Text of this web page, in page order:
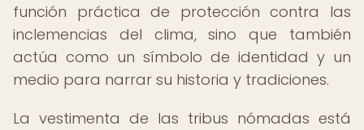
función práctica de protección contra las
inclemencias del clima, sino que también
actúa como un símbolo de identidad y un
medio para narrar su historia y tradiciones.
La vestimenta de las tribus nómadas está